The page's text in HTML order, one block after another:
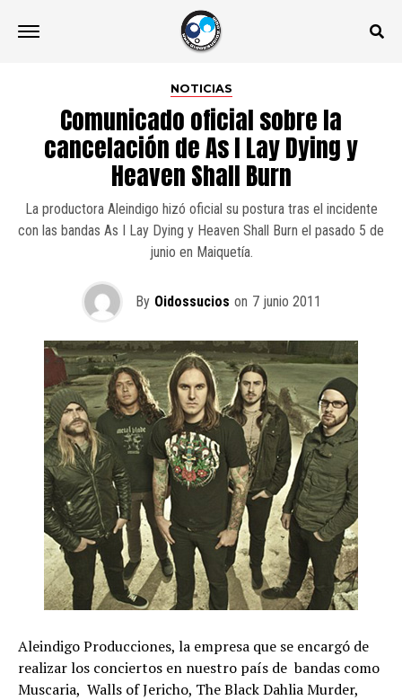
NOTICIAS
Comunicado oficial sobre la
cancelación de As I Lay Dying y
Heaven Shall Burn
La productora Aleindigo hizó oficial su postura tras el incidente
con las bandas As I Lay Dying y Heaven Shall Burn el pasado 5 de
junio en Maiquetía.
By Oidossucios on 7 junio 2011
Aleindigo Producciones, la empresa que se encargó de
realizar los conciertos en nuestro país de bandas como
Muscaria, Walls of Jericho, The Black Dahlia Murder,